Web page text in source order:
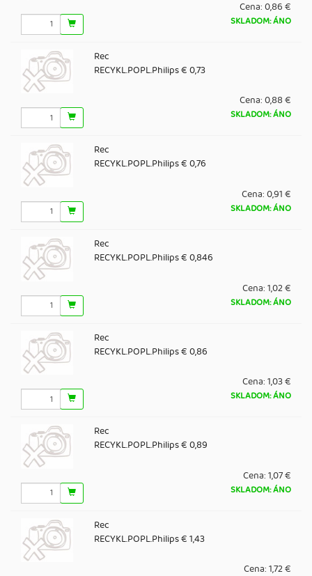
Cena:0,86 €
SKLADOM: ÁNO
Rec
RECYKL.POPL.Philips € 0,73
Cena:0,88 €
SKLADOM: ÁNO
Rec
RECYKL.POPL.Philips € 0,76
Cena:0,91 €
SKLADOM: ÁNO
Rec
RECYKL.POPL.Philips € 0,846
Cena:1,02 €
SKLADOM: ÁNO
Rec
RECYKL.POPL.Philips € 0,86
Cena:1,03 €
SKLADOM: ÁNO
Rec
RECYKL.POPL.Philips € 0,89
Cena:1,07 €
SKLADOM: ÁNO
Rec
RECYKL.POPL.Philips € 1,43
Cena:1,72 €